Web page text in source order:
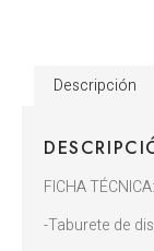
Descripción
FICHA TÉCNICA:
-Taburete de